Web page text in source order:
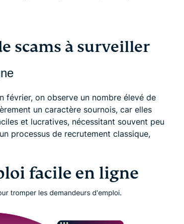
scams à surveiller
février, on observe un nombre élevé de
un caractère sournois, car elles
et lucratives, nécessitant souvent peu
processus de recrutement classique,